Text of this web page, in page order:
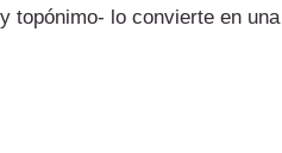
topónimo- lo convierte en